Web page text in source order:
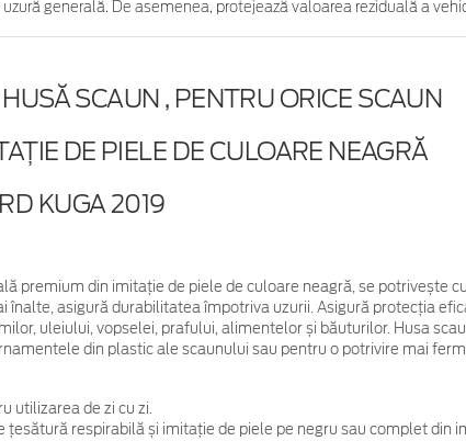
generală. De asemenea, protejează valoarea reziduală a
SCAUN , PENTRU ORICE SCAUN
DE PIELE DE CULOARE NEAGRĂ
KUGA 2019
premium din imitație de piele de culoare neagră, se potrivește
înalte, asigură durabilitatea împotriva uzurii. Asigură protecția
uleiului, vopselei, prafului, alimentelor și băuturilor. Husa
din plastic ale scaunului sau pentru o potrivire mai
utilizarea de zi cu zi.
țesătură respirabilă și imitație de piele pe negru sau complet din